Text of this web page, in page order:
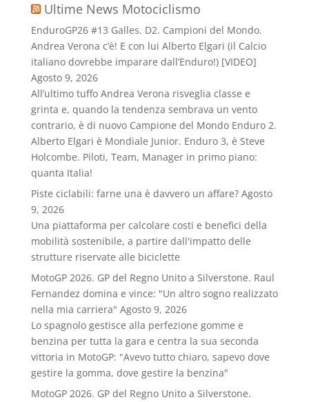
Ultime News Motociclismo
EnduroGP26 #13 Galles. D2. Campioni del Mondo.
Andrea Verona c’è! E con lui Alberto Elgari (il Calcio
italiano dovrebbe imparare dall’Enduro!) [VIDEO]
Agosto 9, 2026
All’ultimo tuffo Andrea Verona risveglia classe e
grinta e, quando la tendenza sembrava un vento
contrario, è di nuovo Campione del Mondo Enduro 2.
Alberto Elgari è Mondiale Junior. Enduro 3, è Steve
Holcombe. Piloti, Team, Manager in primo piano:
quanta Italia!
Piste ciclabili: farne una è davvero un affare? Agosto
9, 2026
Una piattaforma per calcolare costi e benefici della
mobilità sostenibile, a partire dall'impatto delle
strutture riservate alle biciclette
MotoGP 2026. GP del Regno Unito a Silverstone. Raul
Fernandez domina e vince: "Un altro sogno realizzato
nella mia carriera" Agosto 9, 2026
Lo spagnolo gestisce alla perfezione gomme e
benzina per tutta la gara e centra la sua seconda
vittoria in MotoGP: "Avevo tutto chiaro, sapevo dove
gestire la gomma, dove gestire la benzina"
MotoGP 2026. GP del Regno Unito a Silverstone.